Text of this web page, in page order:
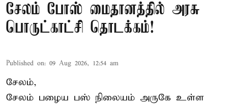
சேலம் போஸ் மைதானத்தில் அரசு
பொருட்காட்சி தொடக்கம்!
Published on: 09 Aug 2026, 12:54 am
சேலம்,
சேலம் பழைய பஸ் நிலையம் அருகே உள்ள